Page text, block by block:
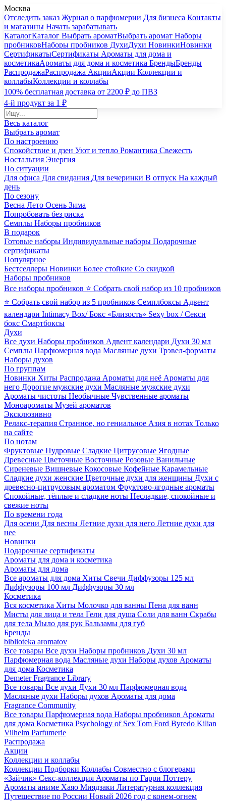
Москва
Отследить заказ Журнал о парфюмерии Для бизнеса Контакты
и магазины Начать зарабатывать
КаталогКаталог Выбрать ароматВыбрать аромат Наборы
пробниковНаборы пробников ДухиДухи НовинкиНовинки
СертификатыСертификаты Ароматы для дома и
косметикаАроматы для дома и косметика БрендыБренды
РаспродажаРаспродажа АкцииАкции Коллекции и
коллабыКоллекции и коллабы
100% бесплатная доставка от 2200 ₽ до ПВЗ
4-й продукт за 1 ₽
Весь каталог
Выбрать аромат
По настроению
Спокойствие и дзен Уют и тепло Романтика Свежесть
Ностальгия Энергия
По ситуации
Для офиса Для свидания Для вечеринки В отпуск На каждый
день
По сезону
Весна Лето Осень Зима
Попробовать без риска
Семплы Наборы пробников
В подарок
Готовые наборы Индивидуальные наборы Подарочные
сертификаты
Популярное
Бестселлеры Новинки Более стойкие Со скидкой
Наборы пробников
Все наборы пробников ⭐ Собрать свой набор из 10 пробников
⭐ Собрать свой набор из 5 пробников Семплбоксы Адвент
календари Intimacy Box/ Бокс «Близость» Sexy box / Секси
бокс Смартбоксы
Духи
Все духи Наборы пробников Адвент календари Духи 30 мл
Семплы Парфюмерная вода Масляные духи Трэвел-форматы
Наборы духов
По группам
Новинки Хиты Распродажа Ароматы для неё Ароматы для
него Дорогие мужские духи Масляные мужские духи
Ароматы чистоты Необычные Чувственные ароматы
Моноароматы Музей ароматов
Эксклюзивно
Релакс-терапия Странное, но гениальное Азия в нотах Только
на сайте
По нотам
Фруктовые Пудровые Сладкие Цитрусовые Ягодные
Древесные Цветочные Восточные Розовые Ванильные
Сиреневые Вишневые Кокосовые Кофейные Карамельные
Сладкие духи женские Цветочные духи для женщины Духи с
древесно-цитрусовым ароматом Фруктово-ягодные ароматы
Спокойные, тёплые и сладкие ноты Несладкие, спокойные и
свежие ноты
По времени года
Для осени Для весны Летние духи для него Летние духи для
нее
Новинки
Подарочные сертификаты
Ароматы для дома и косметика
Ароматы для дома
Все ароматы для дома Хиты Свечи Диффузоры 125 мл
Диффузоры 100 мл Диффузоры 30 мл
Косметика
Вся косметика Хиты Молочко для ванны Пена для ванн
Мисты для лица и тела Гели для душа Соли для ванн Скрабы
для тела Мыло для рук Бальзамы для губ
Бренды
biblioteka aromatov
Все товары Все духи Наборы пробников Духи 30 мл
Парфюмерная вода Масляные духи Наборы духов Ароматы
для дома Косметика
Demeter Fragrance Library
Все товары Все духи Духи 30 мл Парфюмерная вода
Масляные духи Наборы духов Ароматы для дома
Fragrance Community
Все товары Парфюмерная вода Наборы пробников Ароматы
для дома Косметика Psychology of Sex Tom Ford Byredo Kilian
Vilhelm Parfumerie
Распродажа
Акции
Коллекции и коллабы
Коллекции Подборки Коллабы Совместно с блогерами
«Зайчик» Секс-коллекция Ароматы по Гарри Поттеру
Ароматы аниме Хаяо Миядзаки Литературная коллекция
Путешествие по России Новый 2026 год с конем-огнем